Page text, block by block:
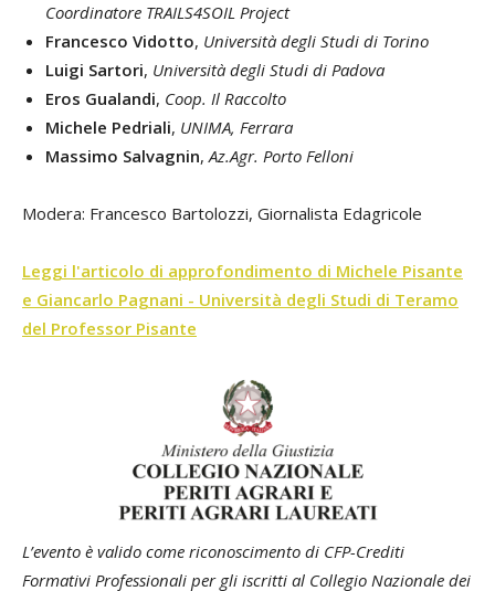
Coordinatore TRAILS4SOIL Project
Francesco Vidotto, Università degli Studi di Torino
Luigi Sartori, Università degli Studi di Padova
Eros Gualandi, Coop. Il Raccolto
Michele Pedriali, UNIMA, Ferrara
Massimo Salvagnin, Az.Agr. Porto Felloni
Modera: Francesco Bartolozzi, Giornalista Edagricole
Leggi l'articolo di approfondimento di Michele Pisante
e Giancarlo Pagnani - Università degli Studi di Teramo
del Professor Pisante
L’evento è valido come riconoscimento di CFP-Crediti
Formativi Professionali per gli iscritti al Collegio Nazionale dei